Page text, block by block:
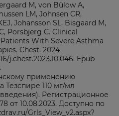
M, von Bülow A,
LM, Johnsen CR,
Johansson SL, Bisgaard M,
Porsbjerg C. Clinical
With Severe Asthma
Chest. 2024
j.chest.2023.10.046. Epub
применению
Тезспире 110 мг/мл
Регистрационное
от 10.08.2023. Доступно по
Grls_View_v2.aspx?